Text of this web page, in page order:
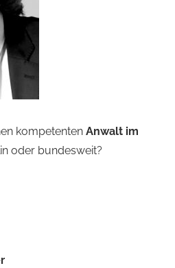
kompetenten Anwalt im
oder bundesweit?